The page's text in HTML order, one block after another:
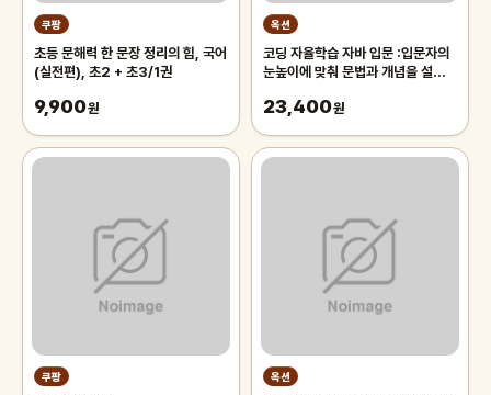
쿠팡
초등 문해력 한 문장 정리의 힘, 국어
(실전편), 초2 + 초3/1권
9,900원
옥션
코딩 자율학습 자바 입문 :입문자의
눈높이에 맞춰 문법과 개념을 설명하
23,400원
쿠팡 옥션